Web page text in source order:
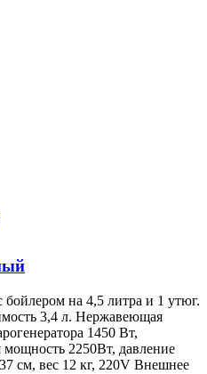
на 4,5 литра и 1 утюг.
3,4 л. Нержавеющая
1450 Вт,
2250Вт, давление
см, вес 12 кг, 220V Внешнее